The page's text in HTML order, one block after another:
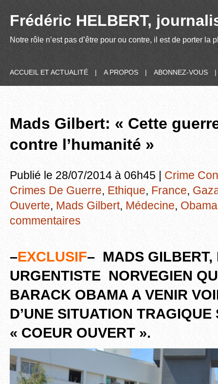
Frédéric HELBERT,
Notre rôle n’est pas d’être pour ou contre, il est de porter
ACCUEIL ET ACTUALITÉ | A PROPOS | ABONNEZ-VOUS |
Mads Gilbert: « Cette
contre l’humanité »
Publié le 28/07/2014 à 06h45 | Crime
Crimes De Guerre, Ethique, France,
Ouverte, Mads Gilbert, Médecine, Obama
commentaires
–EXCLUSIF– MADS GILBERT,
URGENTISTE NORVEGIEN
BARACK OBAMA A VENIR
D’UNE SITUATION TRAGIQUE
« COEUR OUVERT ».